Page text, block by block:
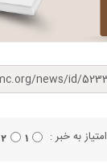
امتیاز به خبر : 1
2